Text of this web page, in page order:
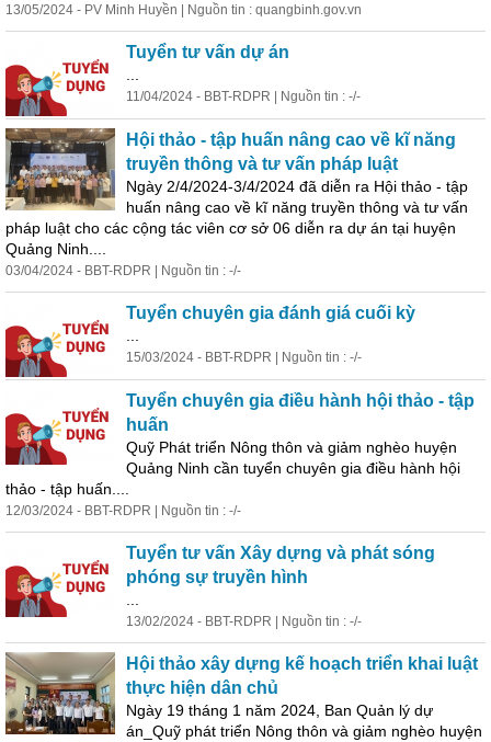
13/05/2024 - PV Minh Huyền | Nguồn tin : quangbinh.gov.vn
Tuyển tư vấn dự án
11/04/2024 - BBT-RDPR | Nguồn tin : -/-
Hội thảo - tập huấn nâng cao về kĩ năng
truyền thông và tư vấn pháp luật
Ngày 2/4/2024-3/4/2024 đã diễn ra Hội thảo - tập
huấn nâng cao về kĩ năng truyền thông và tư vấn
pháp luật cho các cộng tác viên cơ sở 06 diễn ra dự án tại huyện
Quảng Ninh....
03/04/2024 - BBT-RDPR | Nguồn tin : -/-
Tuyển chuyên gia đánh giá cuối kỳ
15/03/2024 - BBT-RDPR | Nguồn tin : -/-
Tuyển chuyên gia điều hành hội thảo - tập
huấn
Quỹ Phát triển Nông thôn và giảm nghèo huyện
Quảng Ninh cần tuyển chuyên gia điều hành hội
thảo - tập huấn....
12/03/2024 - BBT-RDPR | Nguồn tin : -/-
Tuyển tư vấn Xây dựng và phát sóng
phóng sự truyền hình
13/02/2024 - BBT-RDPR | Nguồn tin : -/-
Hội thảo xây dựng kế hoạch triển khai luật
thực hiện dân chủ
Ngày 19 tháng 1 năm 2024, Ban Quản lý dự
án_Quỹ phát triển Nông thôn và giảm nghèo huyện